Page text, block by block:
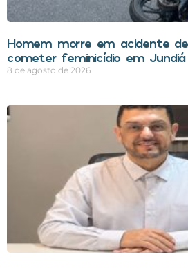
Homem morre em acidente
cometer feminicídio em Jundiá
8 de agosto de 2026